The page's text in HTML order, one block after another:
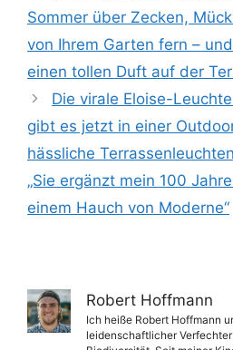
Sommer über Zecken,
von Ihrem Garten fern –
einen tollen Duft auf der
Die virale Eloise-
gibt es jetzt in einer
hässliche
„Sie ergänzt mein 100
einem Hauch von Moderne“
Robert Hoffmann
Ich heiße Robert Hoffmann
leidenschaftlicher